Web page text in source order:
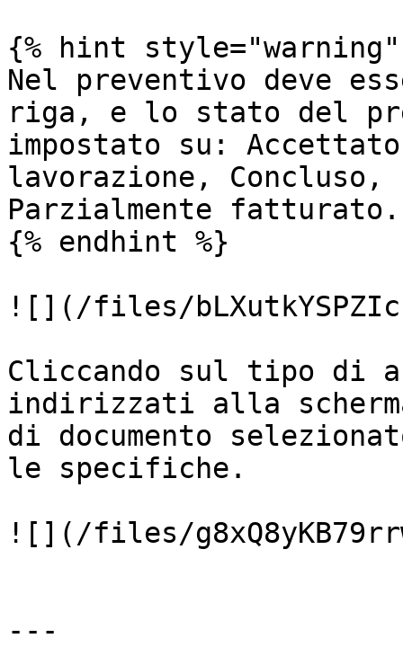
{% hint style="warning"
Nel preventivo deve
riga, e lo stato del
impostato su:
lavorazione,
Parzialmente fatturato.
{% endhint %}
![](/files/
Cliccando sul tipo di
indirizzati alla
di documento
le specifiche.
![](/files/
---